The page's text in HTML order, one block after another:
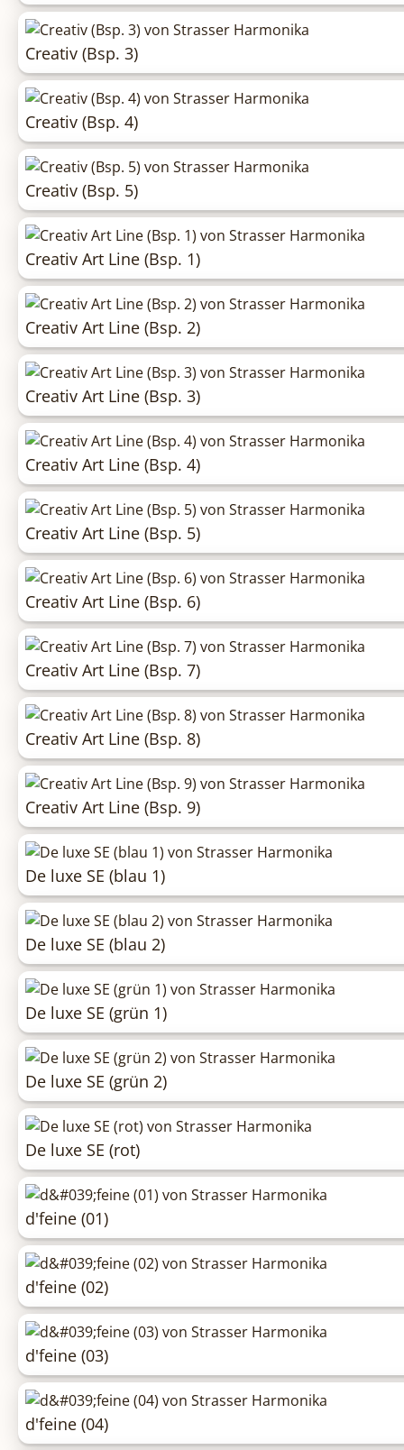
Creativ (Bsp. 3)
Creativ (Bsp. 4)
Creativ (Bsp. 5)
Creativ Art Line (Bsp. 1)
Creativ Art Line (Bsp. 2)
Creativ Art Line (Bsp. 3)
Creativ Art Line (Bsp. 4)
Creativ Art Line (Bsp. 5)
Creativ Art Line (Bsp. 6)
Creativ Art Line (Bsp. 7)
Creativ Art Line (Bsp. 8)
Creativ Art Line (Bsp. 9)
De luxe SE (blau 1)
De luxe SE (blau 2)
De luxe SE (grün 1)
De luxe SE (grün 2)
De luxe SE (rot)
d'feine (01)
d'feine (02)
d'feine (03)
d'feine (04)